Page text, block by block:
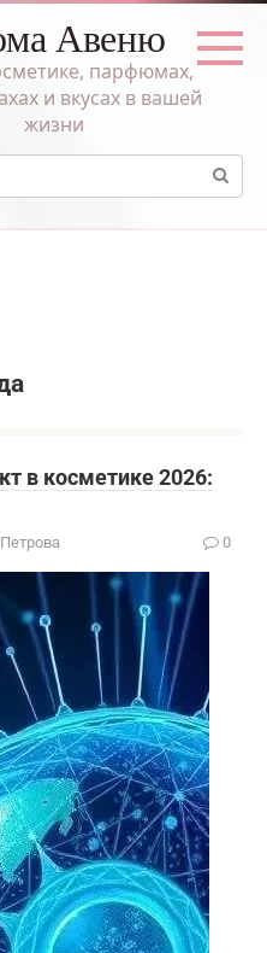
Авеню
парфюмах,
и вкусах в вашей
жизни
в косметике 2026:
0